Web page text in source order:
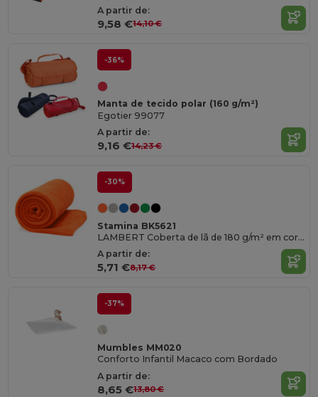
A partir de:
9,58 €14,10 €
-36%
Manta de tecido polar (160 g/m²)
Egotier 99077
A partir de:
9,16 €14,23 €
-30%
Stamina BK5621
LAMBERT Coberta de lã de 180 g/m² em cor lisa
A partir de:
5,71 €8,17 €
-37%
Mumbles MM020
Conforto Infantil Macaco com Bordado
A partir de:
8,65 €13,80 €